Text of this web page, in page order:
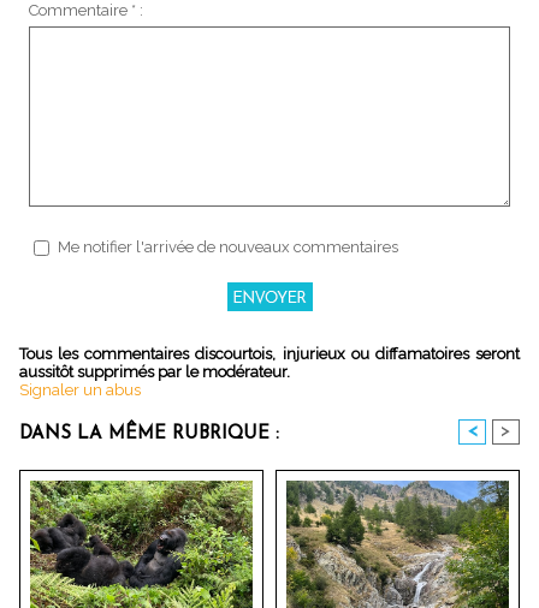
Commentaire * :
Me notifier l'arrivée de nouveaux commentaires
Tous les commentaires discourtois, injurieux ou diffamatoires seront
aussitôt supprimés par le modérateur.
Signaler un abus
DANS LA MÊME RUBRIQUE : < >